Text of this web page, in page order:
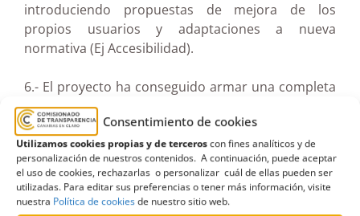
Consentimiento de cookies
Utilizamos cookies propias y de terceroscon fines analíticos y de
personalización de nuestros contenidos. A continuación, puede aceptar
el uso de cookies, rechazarlas o personalizar cuál de ellas pueden ser
utilizadas. Para editar sus preferencias o tener más información, visite
nuestra Política de cookiesde nuestro sitio web.
introduciendo propuestas de mejora de los
propios usuarios y adaptaciones a nueva
normativa (Ej Accesibilidad).
6.- El proyecto ha conseguido armar una completa
estrategia de medición del cumplimiento
normativo de la transparencia con relativamente
pocos recursos. Es relevante que las sinergias
generadas por los propios usuarios en las
instituciones evaluadas con el Comisionada han
favorecido la eficacia y eficiencia del proyecto.